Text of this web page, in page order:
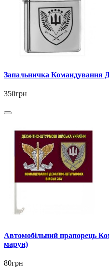
Запальничка
350грн
Автомобільний прапорець
марун)
80грн